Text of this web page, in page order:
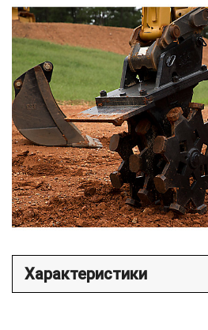
Характеристики